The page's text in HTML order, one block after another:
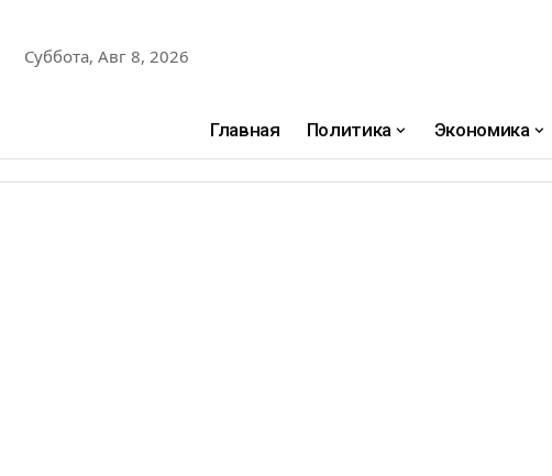
Суббота, Авг 8, 2026
Главная Политика Экономика